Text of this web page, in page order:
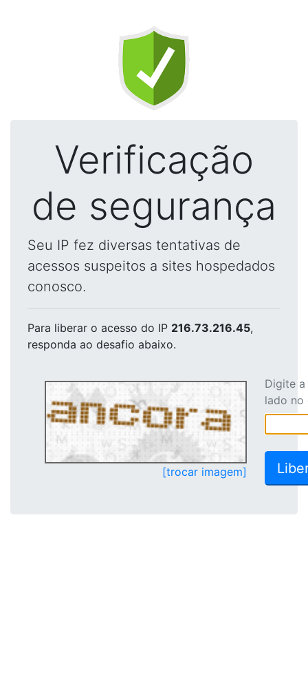
Verificação
de segurança
Seu IP fez diversas tentativas de
acessos suspeitos a sites hospedados
conosco.
Para liberar o acesso do IP 216.73.216.45,
responda ao desafio abaixo.
[trocar imagem]
Digite
lado no